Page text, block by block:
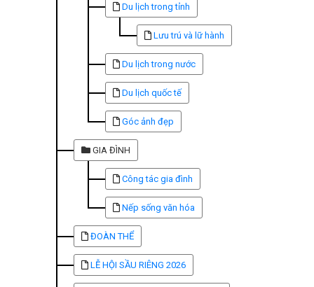
Du lịch trong tỉnh
Lưu trú và lữ hành
Du lịch trong nước
Du lịch quốc tế
Góc ảnh đẹp
GIA ĐÌNH
Công tác gia đình
Nếp sống văn hóa
ĐOÀN THỂ
LỄ HỘI SẦU RIÊNG 2026